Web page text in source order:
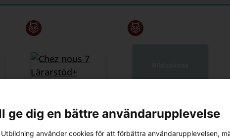
Chez nous 7
Chez Nous 7
ge dig en bättre användarupplevelse
Utbildning använder cookies för att förbättra användarupplevelsen,